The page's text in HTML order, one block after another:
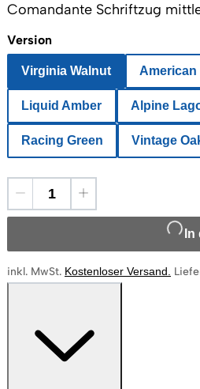
Version
Virginia Walnut American
Liquid Amber Alpine
Racing Green Vintage
Comandante Schriftzug
inkl. MwSt. Kostenloser Versand